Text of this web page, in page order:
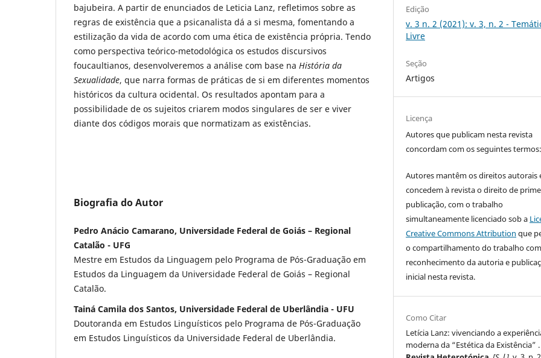
bajubeira. A partir de enunciados de Leticia Lanz, refletimos sobre as
regras de existência que a psicanalista dá a si mesma, fomentando a
estilização da vida de acordo com uma ética de existência própria. Tendo
como perspectiva teórico-metodológica os estudos discursivos
foucaultianos, desenvolveremos a análise com base na História da
Sexualidade, que narra formas de práticas de si em diferentes momentos
históricos da cultura ocidental. Os resultados apontam para a
possibilidade de os sujeitos criarem modos singulares de ser e viver
diante dos códigos morais que normatizam as existências.
Biografia do Autor
Pedro Anácio Camarano, Universidade Federal de Goiás – Regional
Catalão - UFG
Mestre em Estudos da Linguagem pelo Programa de Pós-Graduação em
Estudos da Linguagem da Universidade Federal de Goiás – Regional
Catalão.
Tainá Camila dos Santos, Universidade Federal de Uberlândia - UFU
Doutoranda em Estudos Linguísticos pelo Programa de Pós-Graduação
em Estudos Linguísticos da Universidade Federal de Uberlândia.
Edição
v. 3 n. 2 (2021): v. 3, n. 2 -
Livre
Seção
Artigos
Licença
Autores que publicam nesta revista
concordam com os seguintes termos:
Autores mantêm os direitos autorais
concedem à revista o direito de
publicação, com o trabalho
simultaneamente licenciado sob a
Creative Commons Attribution que
o compartilhamento do trabalho com
reconhecimento da autoria e
inicial nesta revista.
Como Citar
Letícia Lanz: vivenciando a
moderna da “Estética da Existência” .